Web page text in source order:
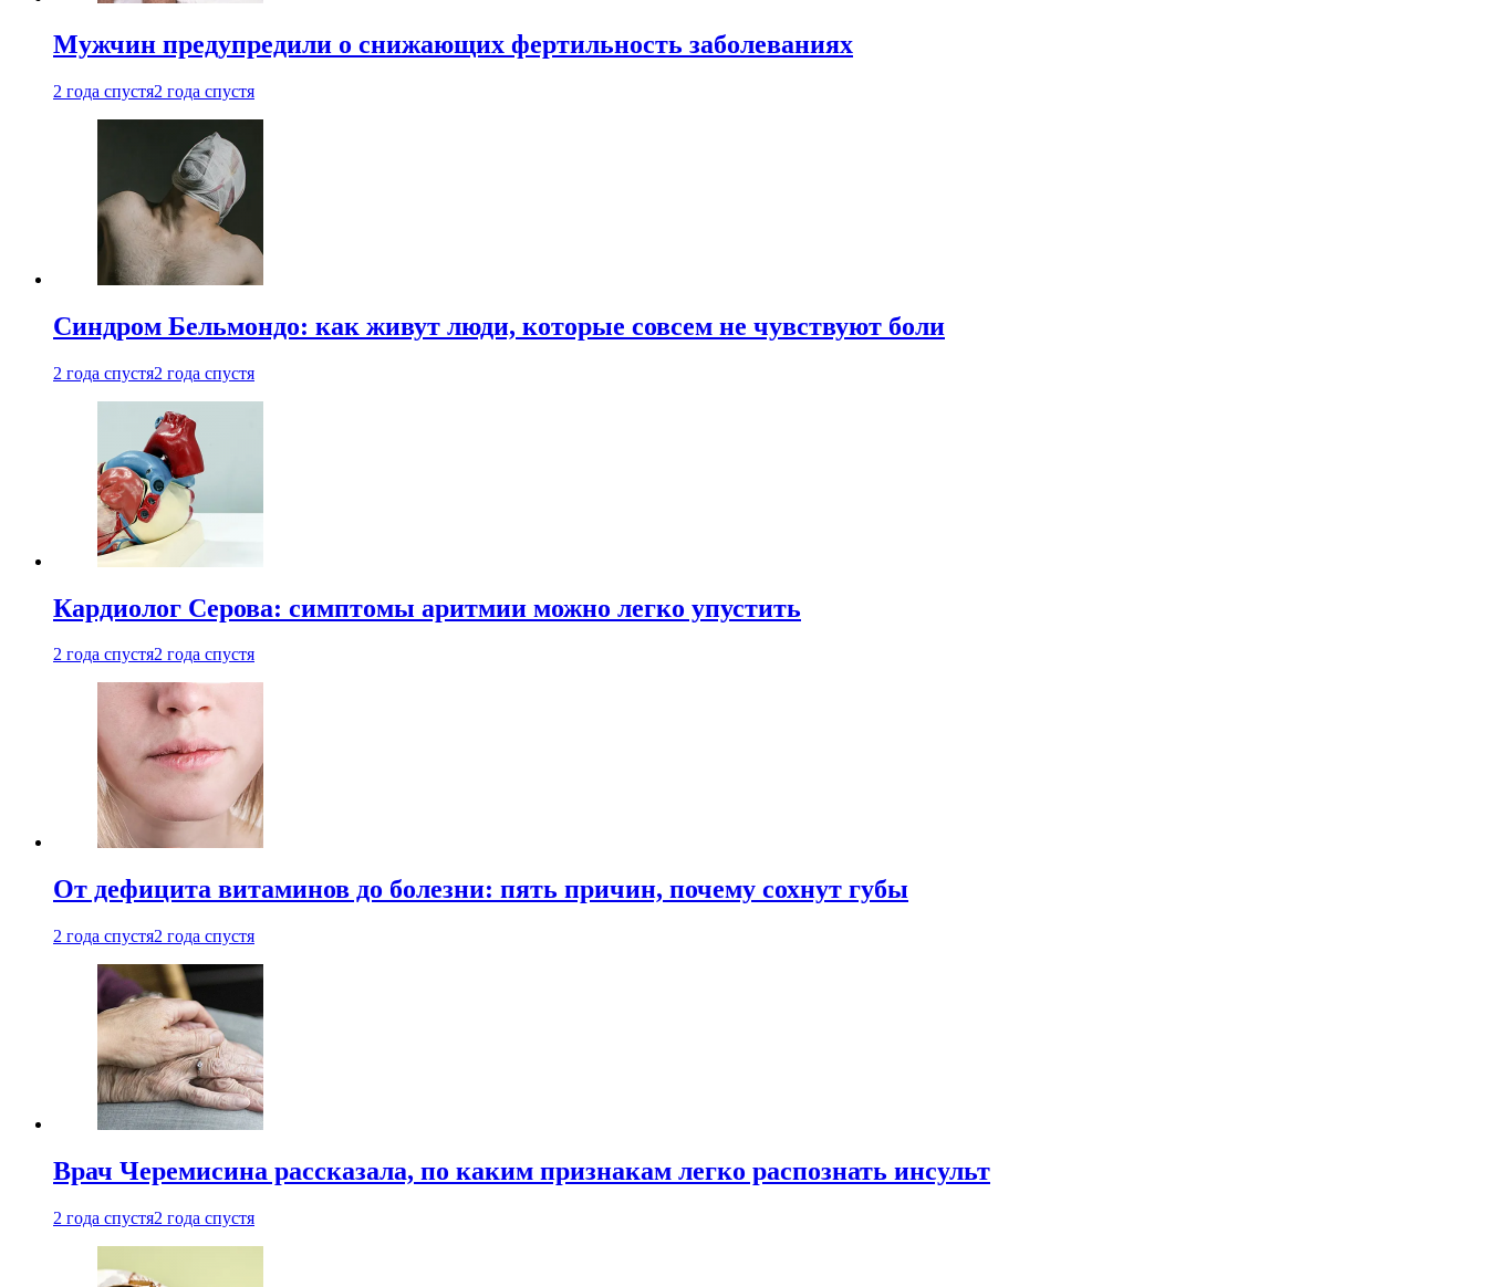
Мужчин предупредили о снижающих фертильность заболеваниях
2 года спустя2 года спустя
Синдром Бельмондо: как живут люди, которые совсем не чувствуют боли
2 года спустя2 года спустя
Кардиолог Серова: симптомы аритмии можно легко упустить
2 года спустя2 года спустя
От дефицита витаминов до болезни: пять причин, почему сохнут губы
2 года спустя2 года спустя
Врач Черемисина рассказала, по каким признакам легко распознать инсульт
2 года спустя2 года спустя